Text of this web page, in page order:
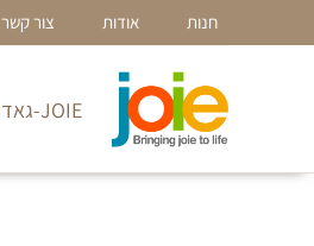
לתוכן
חנות אודות צור קשר
JOIE-גאדג'טים למטבח